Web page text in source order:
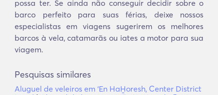
possa ter. Se ainda não conseguir decidir sobre o
barco perfeito para suas férias, deixe nossos
especialistas em viagens sugerirem os melhores
barcos à vela, catamarãs ou iates a motor para sua
viagem.
Pesquisas similares
Aluguel de veleiros em ‘En HaH̱oresh, Center District